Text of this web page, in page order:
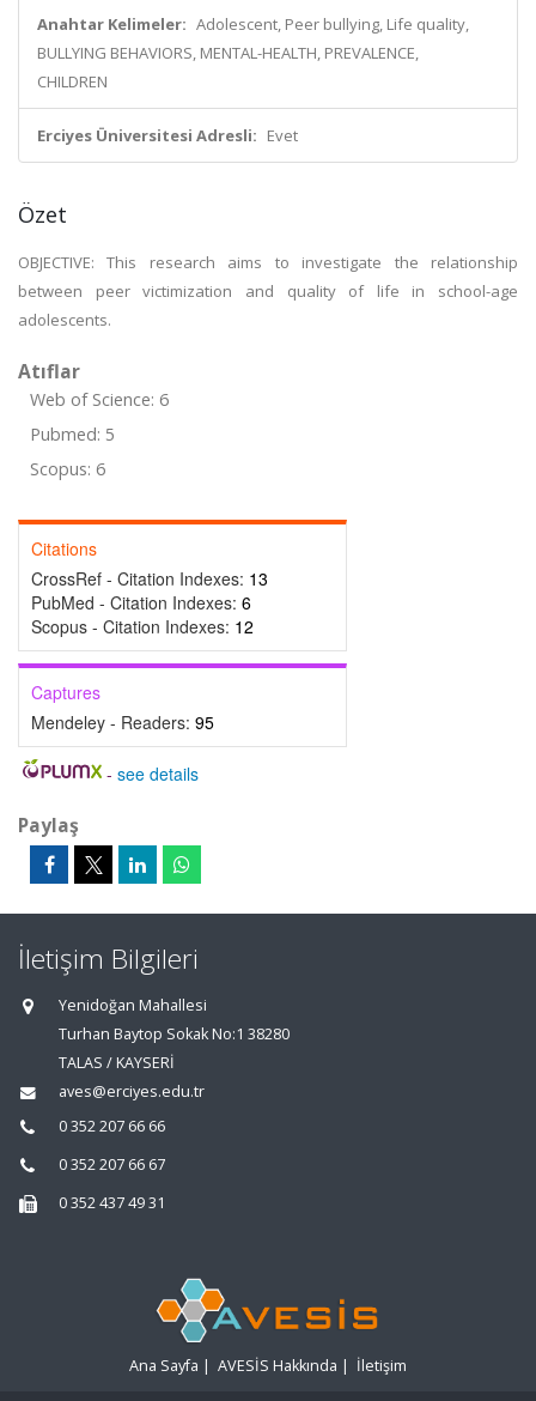
Anahtar Kelimeler: Adolescent, Peer bullying, Life quality,
BULLYING BEHAVIORS, MENTAL-HEALTH, PREVALENCE,
CHILDREN
Erciyes Üniversitesi Adresli: Evet
Özet
OBJECTIVE: This research aims to investigate the relationship
between peer victimization and quality of life in school-age
adolescents.
Atıflar
Web of Science: 6
Pubmed: 5
Scopus: 6
Citations
CrossRef - Citation Indexes: 13
PubMed - Citation Indexes: 6
Scopus - Citation Indexes: 12
Captures
Mendeley - Readers: 95
- see details
Paylaş
İletişim Bilgileri
Yenidoğan Mahallesi
Turhan Baytop Sokak No:1 38280
TALAS / KAYSERİ
aves@erciyes.edu.tr
0 352 207 66 66
0 352 207 66 67
0 352 437 49 31
Ana Sayfa | AVESİS Hakkında | İletişim